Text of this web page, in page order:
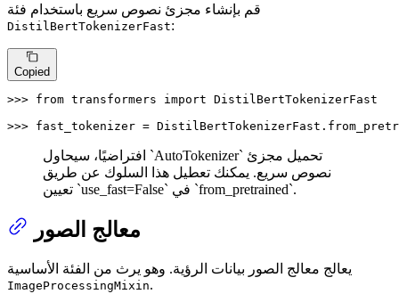
قم بإنشاء مجزئ نصوص سريع باستخدام فئة
DistilBertTokenizerFast:
Copied
>>> from transformers import DistilBertTokenizerFast
>>> fast_tokenizer =
افتراضيًا، سيحاول `AutoTokenizer` تحميل مجزئ
نصوص سريع. يمكنك تعطيل هذا السلوك عن طريق
تعيين `use_fast=False` في `from_pretrained`.
معالج الصور
يعالج معالج الصور بيانات الرؤية. وهو يرث من الفئة الأساسية
ImageProcessingMixin.